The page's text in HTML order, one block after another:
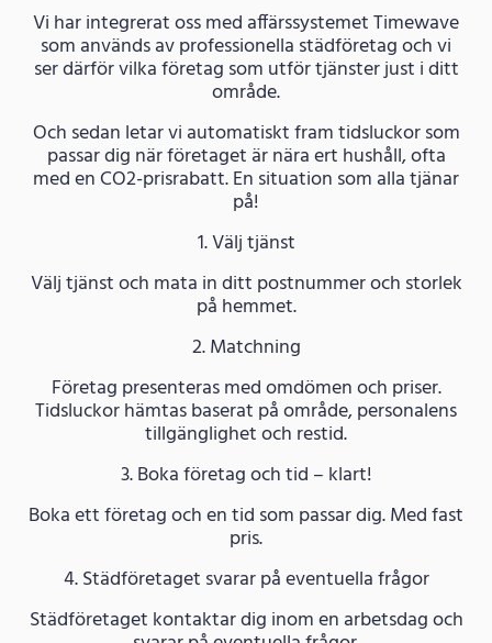
Vi har integrerat oss med affärssystemet Timewave
som används av professionella städföretag och vi
ser därför vilka företag som utför tjänster just i ditt
område.
Och sedan letar vi automatiskt fram tidsluckor som
passar dig när företaget är nära ert hushåll, ofta
med en CO2-prisrabatt. En situation som alla tjänar
på!
1. Välj tjänst
Välj tjänst och mata in ditt postnummer och storlek
på hemmet.
2. Matchning
Företag presenteras med omdömen och priser.
Tidsluckor hämtas baserat på område, personalens
tillgänglighet och restid.
3. Boka företag och tid – klart!
Boka ett företag och en tid som passar dig. Med fast
pris.
4. Städföretaget svarar på eventuella frågor
Städföretaget kontaktar dig inom en arbetsdag och